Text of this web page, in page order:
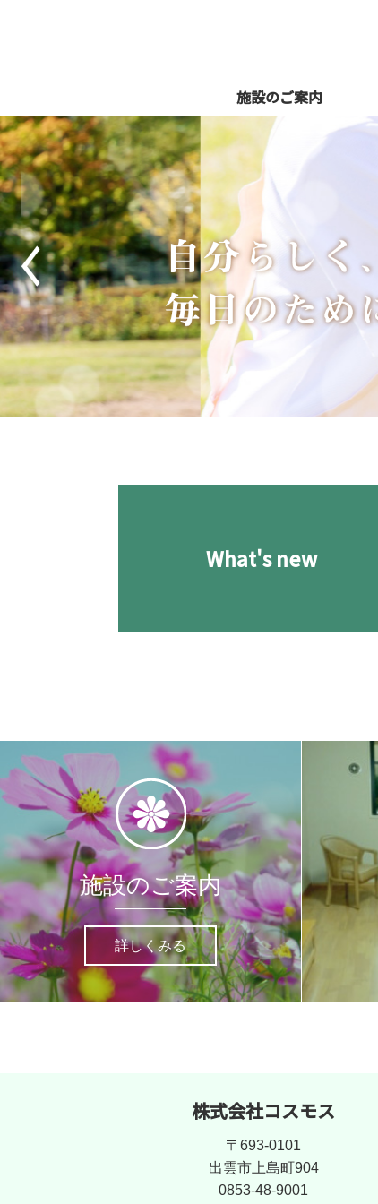
施設のご案内
What's new
施設のご案内
詳しくみる
株式会社コスモス
〒693-0101
出雲市上島町904
0853-48-9001